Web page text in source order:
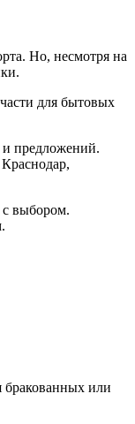
Но, несмотря на
для бытовых
и предложений.
с выбором.
бракованных или